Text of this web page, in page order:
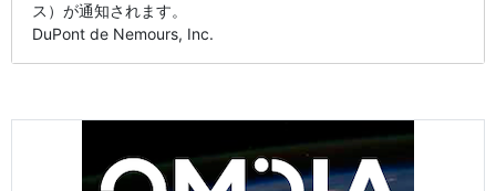
ス）が通知されます。
DuPont de Nemours, Inc.